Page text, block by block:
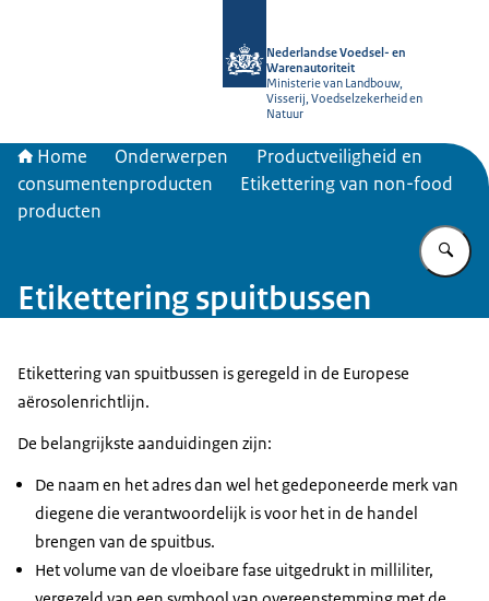
Nederlandse Voedsel- en
Warenautoriteit
Ministerie van Landbouw,
Visserij, Voedselzekerheid en
Natuur
Home Onderwerpen
Productveiligheid en
consumentenproducten
Etikettering van non-food
producten
Etikettering spuitbussen
Etikettering van spuitbussen is geregeld in de Europese
aërosolenrichtlijn.
De belangrijkste aanduidingen zijn:
De naam en het adres dan wel het gedeponeerde merk van
diegene die verantwoordelijk is voor het in de handel
brengen van de spuitbus.
Het volume van de vloeibare fase uitgedrukt in milliliter,